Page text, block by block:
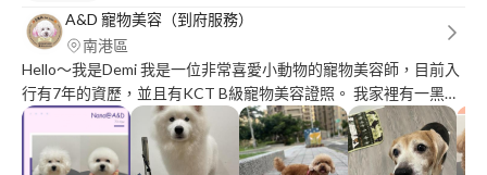
A&D 寵物美容（到府服務）
南港區
Hello～我是Demi 我是一位非常喜愛小動物的寵物美容師，目前入
行有7年的資歷，並且有KCT B級寵物美容證照。 我家裡有一黑一
白的兩隻貴賓，是我們家的小寶貝，因為貴賓非常的聰明又親人，
兩隻寶貝每天都跟在我身旁像個小跟班，時不時就跟我撒嬌，每天
看著他們都覺得好療癒，心情一整天都好了起來❤️ 我針對每位寶